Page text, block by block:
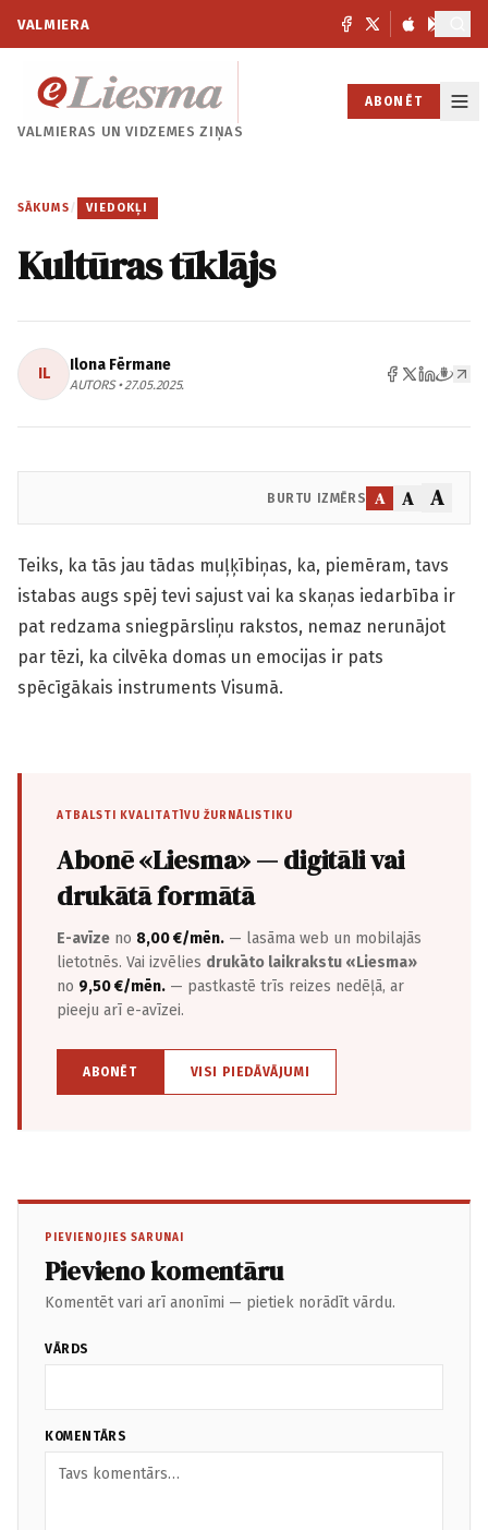
VALMIERA
VALMIERAS UNVIDZEMES ZIŅAS
ABONĒT
SĀKUMS / VIEDOKĻI
Kultūras tīklājs
IL Ilona Fērmane
AUTORS • 27.05.2025.
BURTU IZMĒRS A A A
Teiks, ka tās jau tādas muļķībiņas, ka, piemēram, tavs
istabas augs spēj tevi sajust vai ka skaņas iedarbība ir
pat redzama sniegpārsliņu rakstos, nemaz nerunājot
par tēzi, ka cilvēka domas un emocijas ir pats
spēcīgākais instruments Visumā.
ATBALSTI KVALITATĪVU ŽURNĀLISTIKU
Abonē «Liesma» — digitāli vai
drukātā formātā
E-avīze no 8,00 €/mēn. — lasāma web un mobilajās
lietotnēs. Vai izvēlies drukāto laikrakstu «Liesma»
no 9,50 €/mēn. — pastkastē trīs reizes nedēļā, ar
pieeju arī e-avīzei.
ABONĒT VISI PIEDĀVĀJUMI
PIEVIENOJIES SARUNAI
Pievieno komentāru
Komentēt vari arī anonīmi — pietiek norādīt vārdu.
VĀRDS
KOMENTĀRS